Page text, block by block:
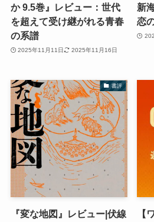
か 9.5巻』レビュー：世代
を超えて受け継がれる青春
の系譜
2025年11月11日 2025年11月16日
新
恋
書評
『変な地図』レビュー|伏線
【